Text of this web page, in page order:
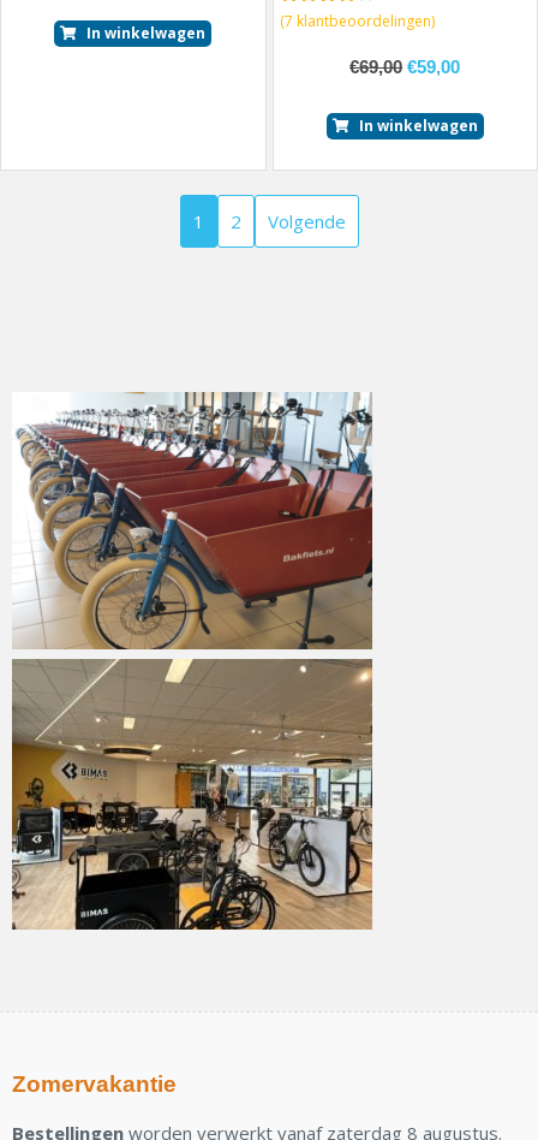
In winkelwagen
4.14van
(7 klantbeoordelingen)
€69,00 €59,00
In winkelwagen
1 2 Volgende
Zomervakantie
Bestellingen worden verwerkt vanaf zaterdag 8 augustus.